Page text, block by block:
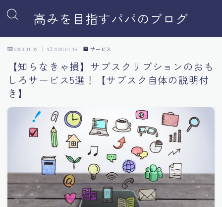
高みを目指すパパのブログ
2020.01.09 2020.01.19 サービス
【知らなきゃ損】サブスクリプションのおも
しろサービス5選！【サブスク自体の説明付
き】